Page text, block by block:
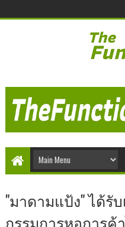
"มาดามแป้ง" ได้รั
กรรมการหอการค้